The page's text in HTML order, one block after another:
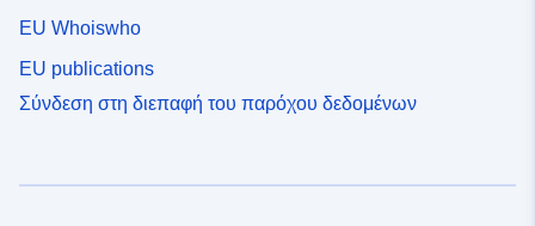
EU Whoiswho
EU publications
Σύνδεση στη διεπαφή του παρόχου δεδομένων